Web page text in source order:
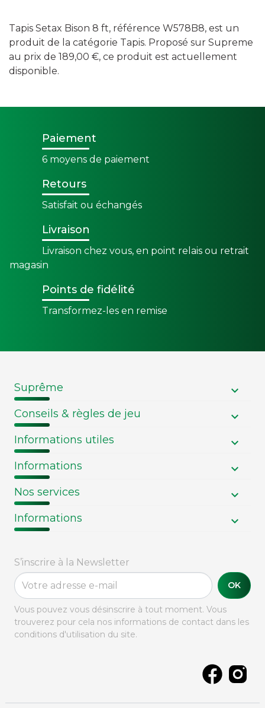
Tapis Setax Bison 8 ft, référence W578B8, est un
produit de la catégorie Tapis. Proposé sur Supreme
au prix de 189,00 €, ce produit est actuellement
disponible.
Paiement
6 moyens de paiement
Retours
Satisfait ou échangés
Livraison
Livraison chez vous, en point relais ou retrait
magasin
Points de fidélité
Transformez-les en remise
Suprême
Conseils & règles de jeu
Informations utiles
Informations
Nos services
Informations
S’inscrire à la Newsletter
OK
Vous pouvez vous désinscrire à tout moment. Vous
trouverez pour cela nos informations de contact dans les
conditions d'utilisation du site.